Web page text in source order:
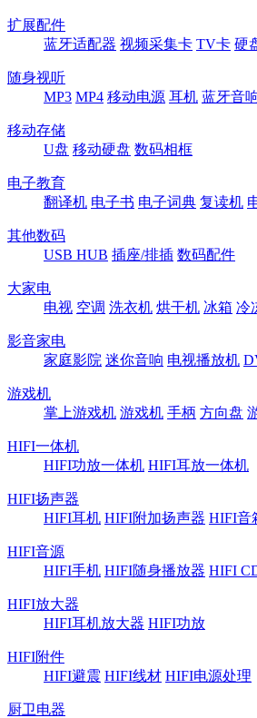
扩展配件
蓝牙适配器 视频采集卡 TV卡 硬
随身视听
MP3 MP4 移动电源 耳机 蓝牙音
移动存储
U盘 移动硬盘 数码相框
电子教育
翻译机 电子书 电子词典 复读机
其他数码
USB HUB 插座/排插 数码配件
大家电
电视 空调 洗衣机 烘干机 冰箱 冷
影音家电
家庭影院 迷你音响 电视播放机
游戏机
掌上游戏机 游戏机 手柄 方向盘
HIFI一体机
HIFI功放一体机 HIFI耳放一体机
HIFI扬声器
HIFI耳机 HIFI附加扬声器 HIFI音
HIFI音源
HIFI手机 HIFI随身播放器 HIFI
HIFI放大器
HIFI耳机放大器 HIFI功放
HIFI附件
HIFI避震 HIFI线材 HIFI电源处理
厨卫电器